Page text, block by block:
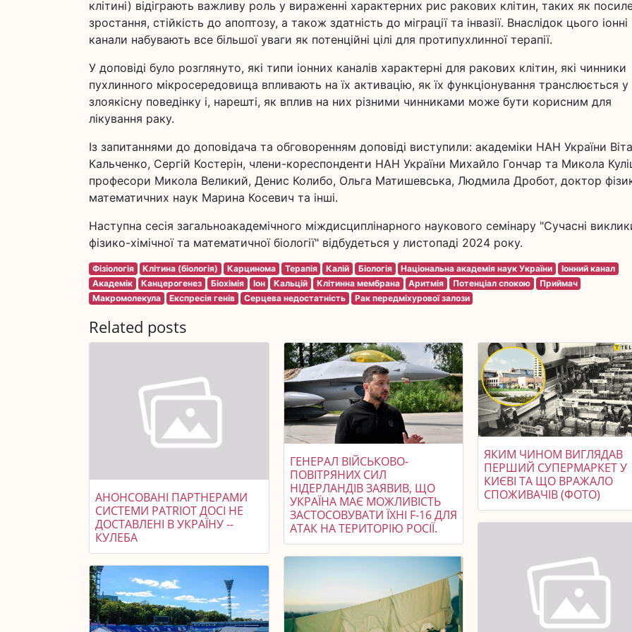
клітині) відіграють важливу роль у вираженні характерних рис ракових клітин, таких як
зростання, стійкість до апоптозу, а також здатність до міграції та інвазії. Внаслідок цього іонні
канали набувають все більшої уваги як потенційні цілі для протипухлинної терапії.
У доповіді було розглянуто, які типи іонних каналів характерні для ракових клітин, які чинники
пухлинного мікросередовища впливають на їх активацію, як їх функціонування транслюється у
злоякісну поведінку і, нарешті, як вплив на них різними чинниками може бути корисним для
лікування раку.
Із запитаннями до доповідача та обговоренням доповіді виступили: академіки НАН України
Кальченко, Сергій Костерін, члени-кореспонденти НАН України Михайло Гончар та Микола
професори Микола Великий, Денис Колибо, Ольга Матишевська, Людмила Дробот, доктор
математичних наук Марина Косевич та інші.
Наступна сесія загальноакадемічного міждисциплінарного наукового семінару "Сучасні
фізико-хімічної та математичної біології" відбудеться у листопаді 2024 року.
Фізіологія Клітина (біологія) Карцинома Терапія Калій Біологія Національна академія наук України
Іонний канал
Академік
Канцерогенез Біохімія Іон Кальцій Клітинна мембрана Аритмія Потенціал спокою
Приймач
Макромолекула
Експресія генів Серцева недостатність Рак передміхурової залози
Related posts
АНОНСОВАНІ ПАРТНЕРАМИ
СИСТЕМИ PATRIOT ДОСІ НЕ
ДОСТАВЛЕНІ В УКРАЇНУ --
КУЛЕБА
ГЕНЕРАЛ ВІЙСЬКОВО-
ПОВІТРЯНИХ СИЛ
НІДЕРЛАНДІВ ЗАЯВИВ, ЩО
УКРАЇНА МАЄ МОЖЛИВІСТЬ
ЗАСТОСОВУВАТИ ЇХНІ F-16 ДЛЯ
АТАК НА ТЕРИТОРІЮ РОСІЇ.
ЯКИМ ЧИНОМ ВИГЛЯДАВ
ПЕРШИЙ СУПЕРМАРКЕТ У
КИЄВІ ТА ЩО ВРАЖАЛО
СПОЖИВАЧІВ (ФОТО)